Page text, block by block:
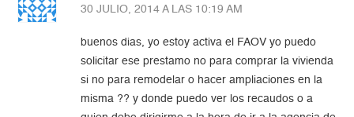
30 JULIO, 2014 A LAS 10:19 AM
buenos dias, yo estoy activa el FAOV yo puedo
solicitar ese prestamo no para comprar la vivienda
si no para remodelar o hacer ampliaciones en la
misma ?? y donde puedo ver los recaudos o a